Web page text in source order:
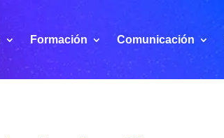
Formación Comunicación